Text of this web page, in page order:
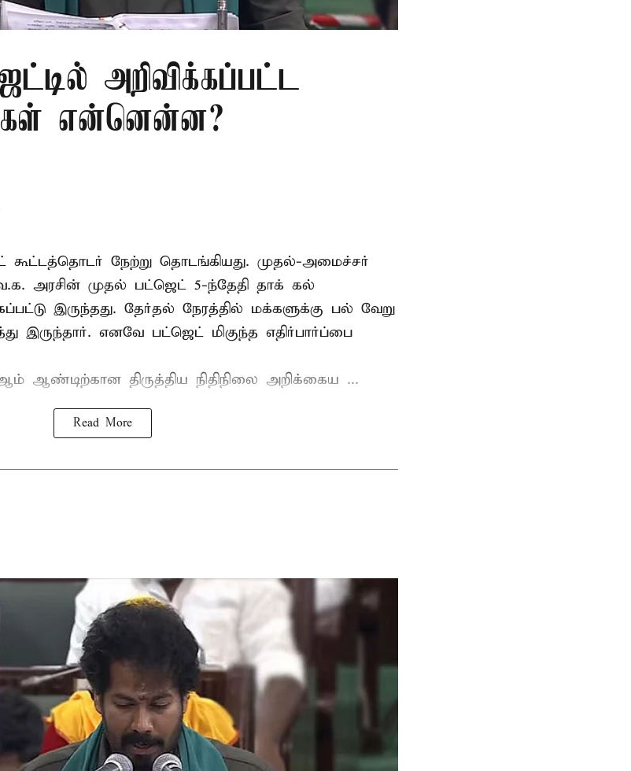
அறிவிக்கப்பட்ட
என்னென்ன?
கூட்டத்தொடர் நேற்று தொடங்கியது. முதல்-அமைச்சர்
அரசின் முதல் பட்ஜெட் 5-ந்தேதி தாக் கல்
இருந்தது. தேர்தல் நேரத்தில் மக்களுக்கு பல் வேறு
இருந்தார். எனவே பட்ஜெட் மிகுந்த எதிர்பார்ப்பை
ஆண்டிற்கான திருத்திய நிதிநிலை அறிக்கைய ...
Read More